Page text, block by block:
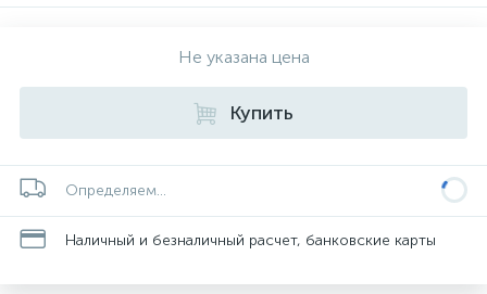
Не указана цена
Купить
Определяем...
Наличный и безналичный расчет, банковские карты